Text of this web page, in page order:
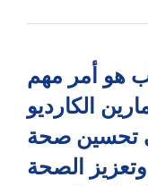
هو أمر مهم
الكارديو
تحسين صحة
الصحة